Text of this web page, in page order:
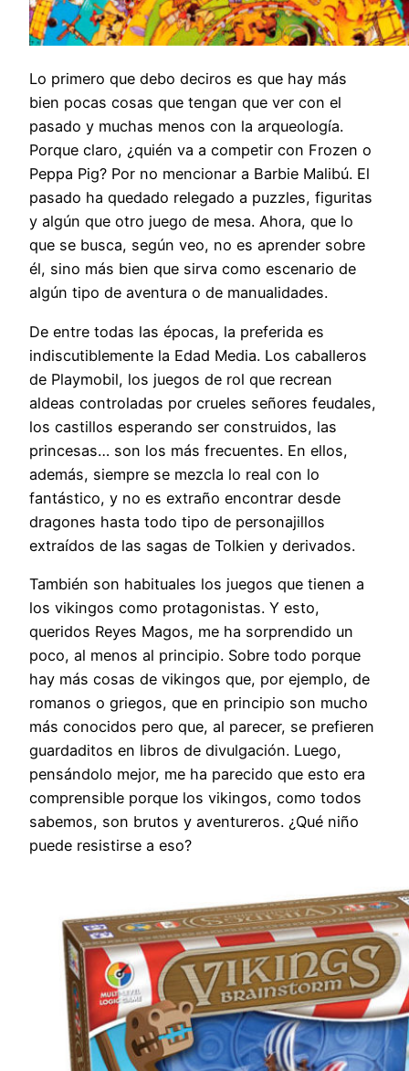
Lo primero que debo deciros es que hay más
bien pocas cosas que tengan que ver con el
pasado y muchas menos con la arqueología.
Porque claro, ¿quién va a competir con Frozen o
Peppa Pig? Por no mencionar a Barbie Malibú. El
pasado ha quedado relegado a puzzles, figuritas
y algún que otro juego de mesa. Ahora, que lo
que se busca, según veo, no es aprender sobre
él, sino más bien que sirva como escenario de
algún tipo de aventura o de manualidades.
De entre todas las épocas, la preferida es
indiscutiblemente la Edad Media. Los caballeros
de Playmobil, los juegos de rol que recrean
aldeas controladas por crueles señores feudales,
los castillos esperando ser construidos, las
princesas… son los más frecuentes. En ellos,
además, siempre se mezcla lo real con lo
fantástico, y no es extraño encontrar desde
dragones hasta todo tipo de personajillos
extraídos de las sagas de Tolkien y derivados.
También son habituales los juegos que tienen a
los vikingos como protagonistas. Y esto,
queridos Reyes Magos, me ha sorprendido un
poco, al menos al principio. Sobre todo porque
hay más cosas de vikingos que, por ejemplo, de
romanos o griegos, que en principio son mucho
más conocidos pero que, al parecer, se prefieren
guardaditos en libros de divulgación. Luego,
pensándolo mejor, me ha parecido que esto era
comprensible porque los vikingos, como todos
sabemos, son brutos y aventureros. ¿Qué niño
puede resistirse a eso?